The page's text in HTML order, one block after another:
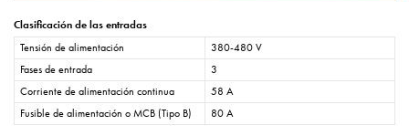
Clasificación de las entradas
Tensión de alimentación
380-480 V
Fases de entrada
3
Corriente de alimentación continua
58 A
Fusible de alimentación o MCB (Tipo B)
80 A